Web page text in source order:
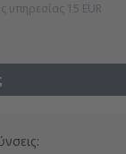
υπηρεσίας 15 EUR